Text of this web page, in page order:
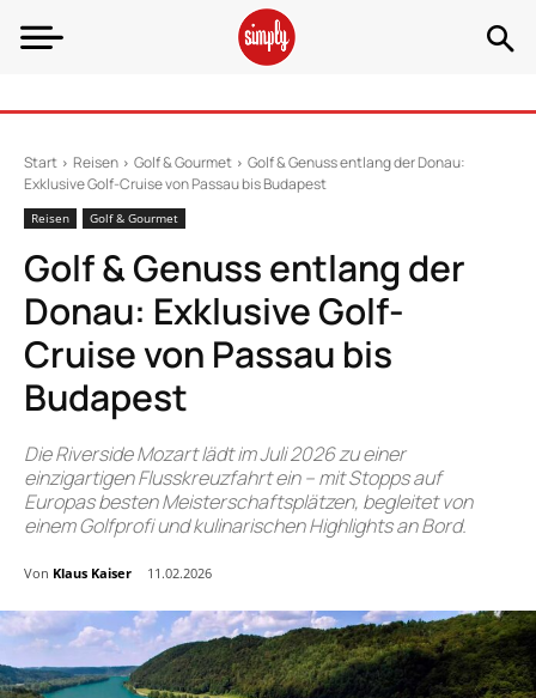
Start Reisen Golf & Gourmet
Golf & Genuss entlang der Donau:
Exklusive Golf-Cruise von Passau bis Budapest
Reisen Golf & Gourmet
Golf & Genuss entlang der
Donau: Exklusive Golf-
Cruise von Passau bis
Budapest
Die Riverside Mozart lädt im Juli 2026 zu einer
einzigartigen Flusskreuzfahrt ein – mit Stopps auf
Europas besten Meisterschaftsplätzen, begleitet von
einem Golfprofi und kulinarischen Highlights an Bord.
Von Klaus Kaiser 11.02.2026